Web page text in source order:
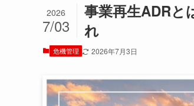
事業再生ADRと
れ
2026
7/03
危機管理 2026年7月3日